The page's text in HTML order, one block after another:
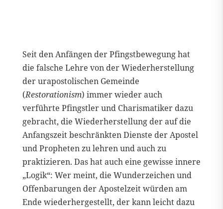
Seit den Anfängen der Pfingstbewegung hat
die falsche Lehre von der Wiederherstellung
der urapostolischen Gemeinde
(Restorationism) immer wieder auch
verführte Pfingstler und Charismatiker dazu
gebracht, die Wiederherstellung der auf die
Anfangszeit beschränkten Dienste der Apostel
und Propheten zu lehren und auch zu
praktizieren. Das hat auch eine gewisse innere
„Logik“: Wer meint, die Wunderzeichen und
Offenbarungen der Apostelzeit würden am
Ende wiederhergestellt, der kann leicht dazu